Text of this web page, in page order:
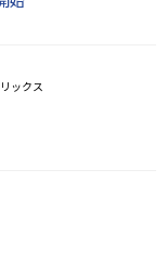
ックス